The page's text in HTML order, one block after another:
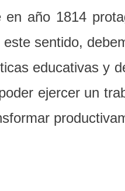
en año 1814
sentido,
educativas y
ejercer un